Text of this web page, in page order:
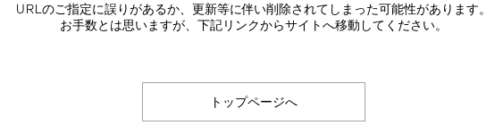
URLのご指定に誤りがあるか、更新等に伴い削除されてしまった可能性があります。
お手数とは思いますが、下記リンクからサイトへ移動してください。
トップページへ